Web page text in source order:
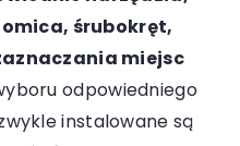
śrubokręt,
miejsc
odpowiedniego
instalowane są